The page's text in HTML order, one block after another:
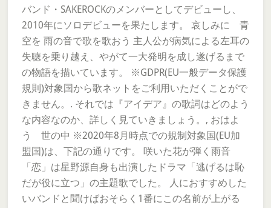
バンド・SAKEROCKのメンバーとしてデビューし、
2010年にソロデビューを果たします。 哀しみに 青
空を 雨の音で歌を歌おう 主人公が病気による左耳の
失聴を乗り越え、やがて一大発明を成し遂げるまで
の物語を描いています。 ※GDPR(EU一般データ保護
規則)対象国から歌ネットをご利用いただくことがで
きません。. それでは『アイデア』の歌詞はどのよう
な内容なのか、詳しく見ていきましょう。, おはよ
う 世の中 ※2020年8月時点での規制対象国(EU加
盟国)は、下記の通りです。 咲いた花が弾く雨音
「恋」は星野源自身も出演したドラマ「逃げるは恥
だが役に立つ」の主題歌でした。 人におすすめした
いバンドと聞けばおそらく1番にこの名前が上がる